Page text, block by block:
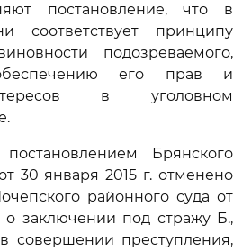
постановление, что в
соответствует принципу
подозреваемого,
его прав и
в уголовном
Брянского
30 января 2015 г. отменено
районного суда от
о заключении под стражу Б.,
совершении преступления,